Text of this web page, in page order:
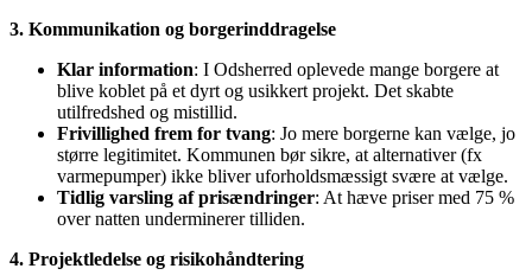
3. Kommunikation og borgerinddragelse
Klar information: I Odsherred oplevede mange borgere at
blive koblet på et dyrt og usikkert projekt. Det skabte
utilfredshed og mistillid.
Frivillighed frem for tvang: Jo mere borgerne kan vælge, jo
større legitimitet. Kommunen bør sikre, at alternativer (fx
varmepumper) ikke bliver uforholdsmæssigt svære at vælge.
Tidlig varsling af prisændringer: At hæve priser med 75 %
over natten underminerer tilliden.
4. Projektledelse og risikohåndtering